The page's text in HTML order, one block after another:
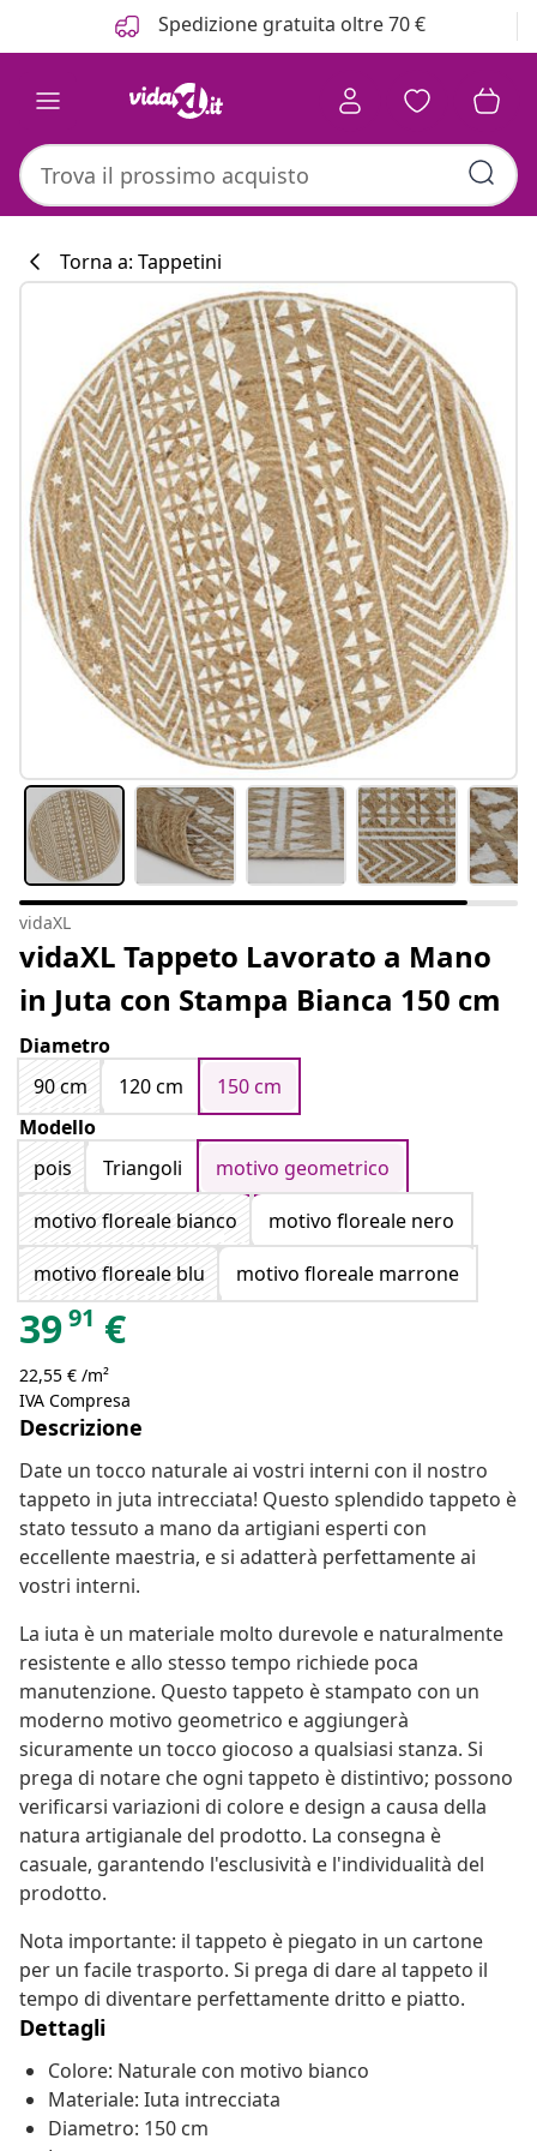
Spedizione gratuita oltre 70 €
Torna a: Tappetini
vidaXL
vidaXL Tappeto Lavorato a Mano
in Juta con Stampa Bianca 150 cm
Diametro
90 cm
120 cm
150 cm
Modello
pois
Triangoli
motivo geometrico
motivo floreale bianco
motivo floreale nero
motivo floreale blu
motivo floreale marrone
3991 €
22,55 € /m²
IVA Compresa
Descrizione
Date un tocco naturale ai vostri interni con il nostro
tappeto in juta intrecciata! Questo splendido tappeto è
stato tessuto a mano da artigiani esperti con
eccellente maestria, e si adatterà perfettamente ai
vostri interni.
La iuta è un materiale molto durevole e naturalmente
resistente e allo stesso tempo richiede poca
manutenzione. Questo tappeto è stampato con un
moderno motivo geometrico e aggiungerà
sicuramente un tocco giocoso a qualsiasi stanza. Si
prega di notare che ogni tappeto è distintivo; possono
verificarsi variazioni di colore e design a causa della
natura artigianale del prodotto. La consegna è
casuale, garantendo l'esclusività e l'individualità del
prodotto.
Nota importante: il tappeto è piegato in un cartone
per un facile trasporto. Si prega di dare al tappeto il
tempo di diventare perfettamente dritto e piatto.
Dettagli
Colore: Naturale con motivo bianco
Materiale: Iuta intrecciata
Diametro: 150 cm